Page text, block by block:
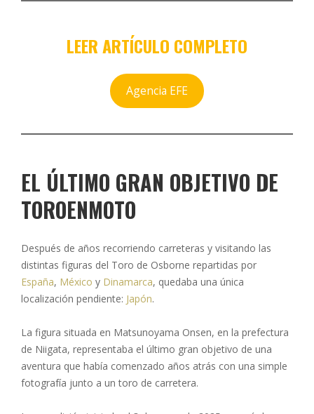
LEER ARTÍCULO COMPLETO
Agencia EFE
EL ÚLTIMO GRAN OBJETIVO DE
TOROENMOTO
Después de años recorriendo carreteras y visitando las
distintas figuras del Toro de Osborne repartidas por
España, México y Dinamarca, quedaba una única
localización pendiente: Japón.
La figura situada en Matsunoyama Onsen, en la prefectura
de Niigata, representaba el último gran objetivo de una
aventura que había comenzado años atrás con una simple
fotografía junto a un toro de carretera.